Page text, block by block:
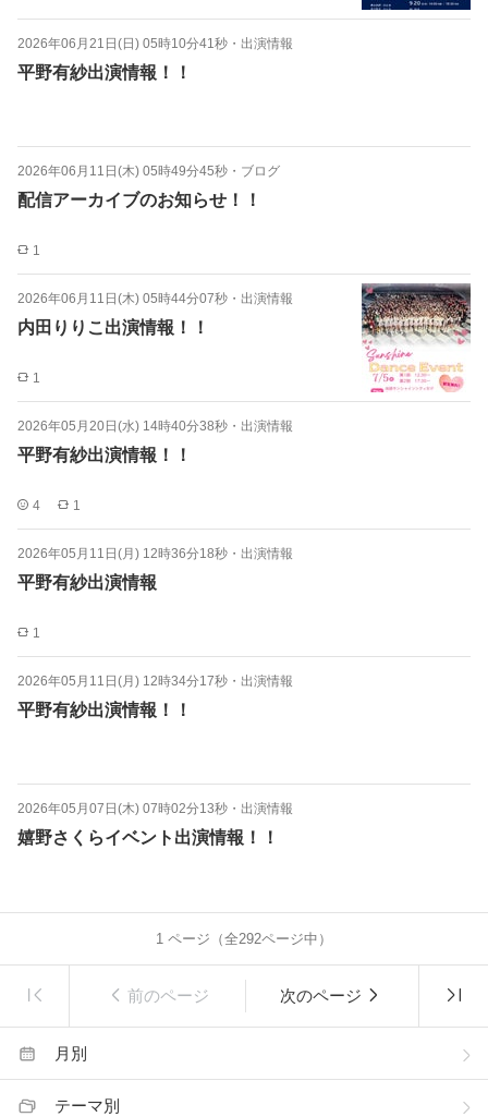
2026年06月21日(日) 05時10分41秒 ・ 出演情報
平野有紗出演情報！！
2026年06月11日(木) 05時49分45秒 ・ ブログ
配信アーカイブのお知らせ！！
1
2026年06月11日(木) 05時44分07秒 ・ 出演情報
内田りりこ出演情報！！
1
2026年05月20日(水) 14時40分38秒 ・ 出演情報
平野有紗出演情報！！
4 1
2026年05月11日(月) 12時36分18秒 ・ 出演情報
平野有紗出演情報
1
2026年05月11日(月) 12時34分17秒 ・ 出演情報
平野有紗出演情報！！
2026年05月07日(木) 07時02分13秒 ・ 出演情報
嬉野さくらイベント出演情報！！
1 ページ（全292ページ中）
前のページ 次のページ
月別
テーマ別